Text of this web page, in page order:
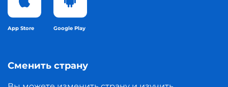
App Store Google Play
Сменить страну